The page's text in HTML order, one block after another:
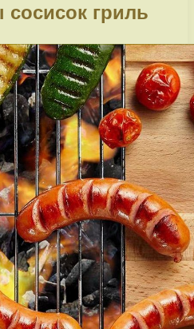
гриль